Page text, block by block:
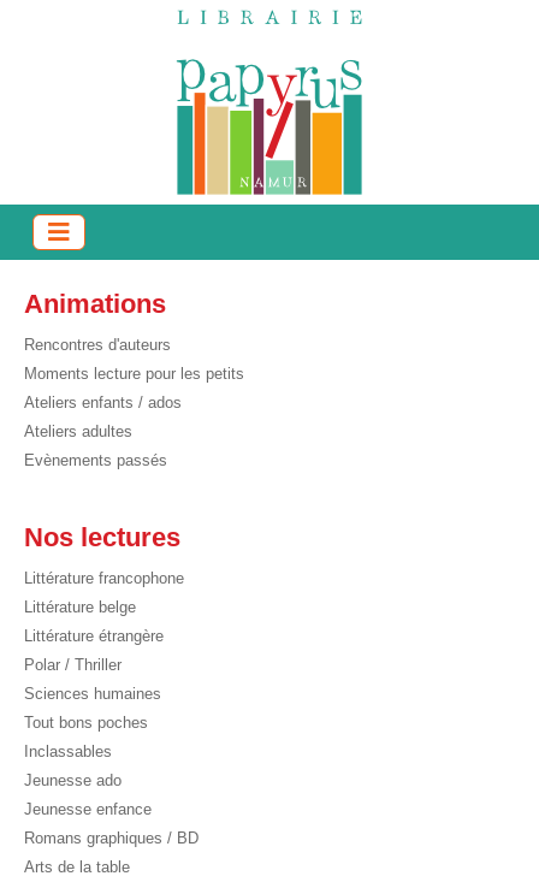
Animations
Rencontres d'auteurs
Moments lecture pour les petits
Ateliers enfants / ados
Ateliers adultes
Evènements passés
Nos lectures
Littérature francophone
Littérature belge
Littérature étrangère
Polar / Thriller
Sciences humaines
Tout bons poches
Inclassables
Jeunesse ado
Jeunesse enfance
Romans graphiques / BD
Arts de la table